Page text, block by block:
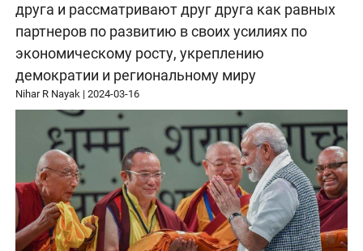
друга и рассматривают друг друга как равных
партнеров по развитию в своих усилиях по
экономическому росту, укреплению
демократии и региональному миру
Nihar R Nayak |2024-03-16